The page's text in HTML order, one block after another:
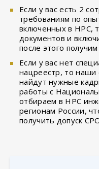
Если у вас есть 2
требованиям по
включенных в НРС,
документов и
после этого
Если у вас нет
нацреестр, то наши
найдут нужные
работы с
отбираем в НРС
регионам России,
получить допуск